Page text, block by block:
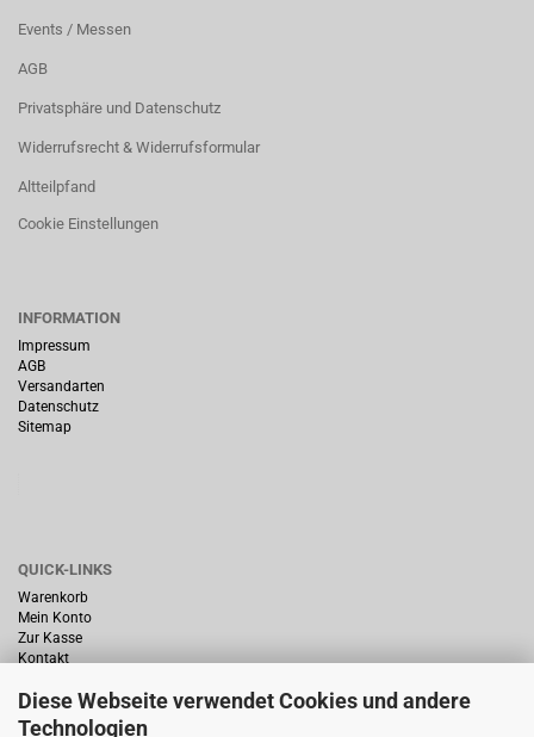
Diese Webseite verwendet Cookies und andere
Technologien
Events / Messen
AGB
Privatsphäre und Datenschutz
Widerrufsrecht & Widerrufsformular
Altteilpfand
Cookie Einstellungen
INFORMATION
Impressum
AGB
Versandarten
Datenschutz
Sitemap
QUICK-LINKS
Warenkorb
Mein Konto
Zur Kasse
Kontakt